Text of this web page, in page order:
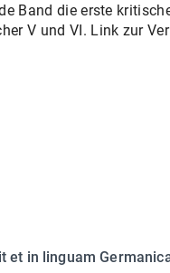
Band die erste
V und VI. Link zur
in linguam